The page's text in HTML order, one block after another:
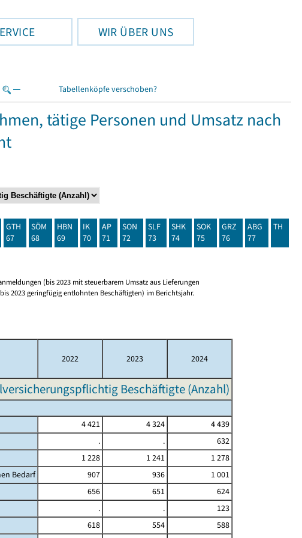
WIR ÜBER UNS
Tabellenköpfe verschoben?
tätige Personen und Umsatz nach
GTH
67
SÖM
68
HBN
69
IK
70
AP
71
SON
72
SLF
73
SHK
74
SOK
75
GRZ
76
ABG
77
TH
(bis 2023 mit steuerbarem Umsatz aus Lieferungen
2023 geringfügig entlohnten Beschäftigten) im Berichtsjahr.
2022 2023 2024
Beschäftigte (Anzahl)
4 421 4 324
4 439
. .
632
1 228 1 241
1 278
Bedarf
907 936
1 001
656 651
624
. .
123
618 554
588